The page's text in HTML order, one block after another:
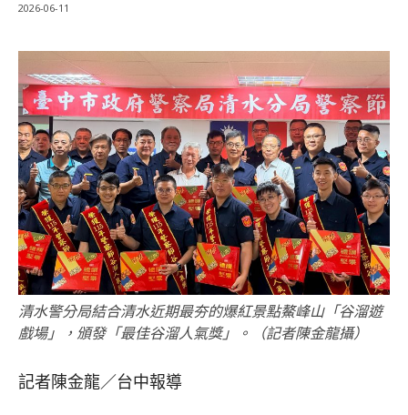
2026-06-11
清水警分局結合清水近期最夯的爆紅景點鰲峰山「谷溜遊
戲場」，頒發「最佳谷溜人氣獎」。（記者陳金龍攝）
記者陳金龍／台中報導